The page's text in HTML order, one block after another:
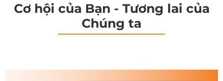
Cơ hội của Bạn - Tương lai của
Chúng ta